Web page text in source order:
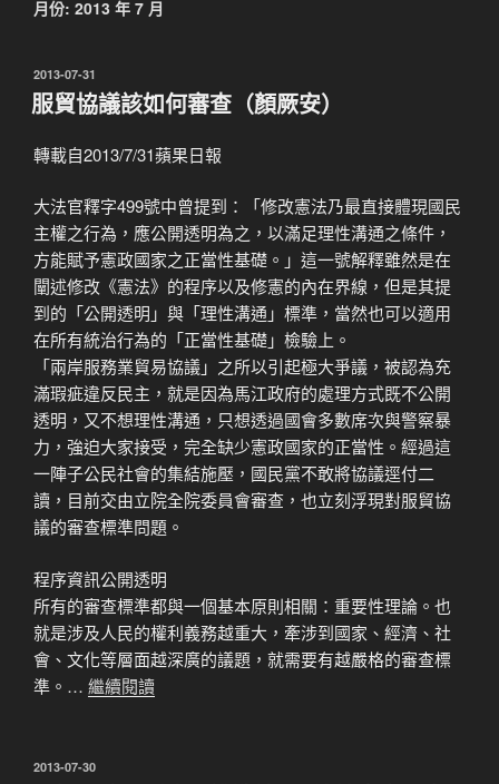
月份: 2013 年 7 月
發
佈
於
2013-07-31
服貿協議該如何審查（顏厥安）
轉載自2013/7/31蘋果日報
大法官釋字499號中曾提到：「修改憲法乃最直接體現國民
主權之行為，應公開透明為之，以滿足理性溝通之條件，
方能賦予憲政國家之正當性基礎。」這一號解釋雖然是在
闡述修改《憲法》的程序以及修憲的內在界線，但是其提
到的「公開透明」與「理性溝通」標準，當然也可以適用
在所有統治行為的「正當性基礎」檢驗上。
「兩岸服務業貿易協議」之所以引起極大爭議，被認為充
滿瑕疵違反民主，就是因為馬江政府的處理方式既不公開
透明，又不想理性溝通，只想透過國會多數席次與警察暴
力，強迫大家接受，完全缺少憲政國家的正當性。經過這
一陣子公民社會的集結施壓，國民黨不敢將協議逕付二
讀，目前交由立院全院委員會審查，也立刻浮現對服貿協
議的審查標準問題。
程序資訊公開透明
所有的審查標準都與一個基本原則相關：重要性理論。也
就是涉及人民的權利義務越重大，牽涉到國家、經濟、社
會、文化等層面越深廣的議題，就需要有越嚴格的審查標
準。… 繼續閱讀
發
2013-07-30